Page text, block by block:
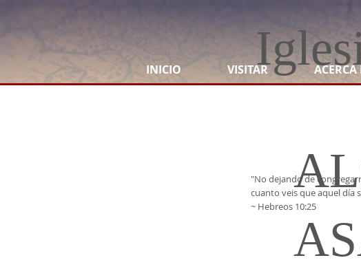
INICIO VISITAR ACERCA
"No dejando de
cuanto veis que aquel día
~ Hebreos 10:25